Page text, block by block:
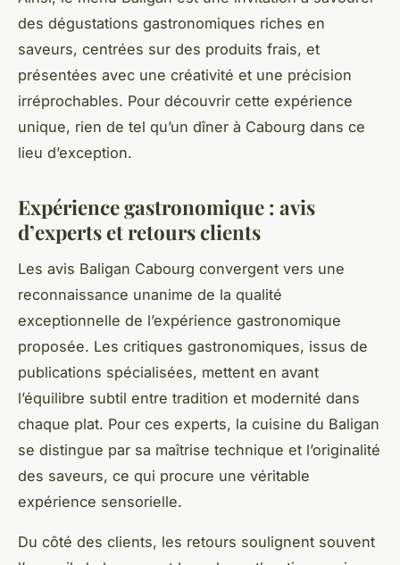
des dégustations gastronomiques riches en
saveurs, centrées sur des produits frais, et
présentées avec une créativité et une précision
irréprochables. Pour découvrir cette expérience
unique, rien de tel qu’un dîner à Cabourg dans ce
lieu d’exception.
Expérience gastronomique : avis
d’experts et retours clients
Les avis Baligan Cabourg convergent vers une
reconnaissance unanime de la qualité
exceptionnelle de l’expérience gastronomique
proposée. Les critiques gastronomiques, issus de
publications spécialisées, mettent en avant
l’équilibre subtil entre tradition et modernité dans
chaque plat. Pour ces experts, la cuisine du Baligan
se distingue par sa maîtrise technique et l’originalité
des saveurs, ce qui procure une véritable
expérience sensorielle.
Du côté des clients, les retours soulignent souvent